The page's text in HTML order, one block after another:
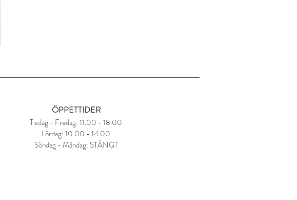
ÖPPETTIDER
Tisdag - Fredag: 11.00 - 18.00
Lördag: 10.00 - 14.00
Söndag - Måndag: STÄNGT